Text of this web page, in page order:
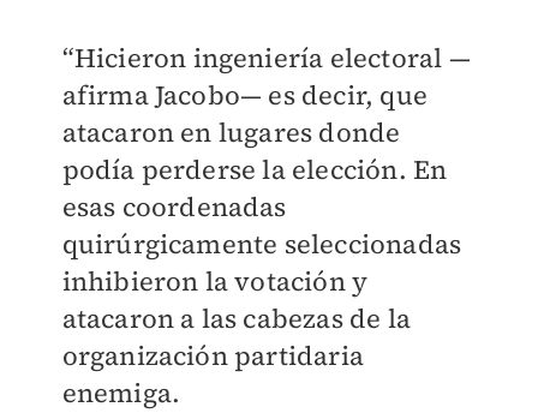
“Hicieron ingeniería electoral —
afirma Jacobo— es decir, que
atacaron en lugares donde
podía perderse la elección. En
esas coordenadas
quirúrgicamente seleccionadas
inhibieron la votación y
atacaron a las cabezas de la
organización partidaria
enemiga.